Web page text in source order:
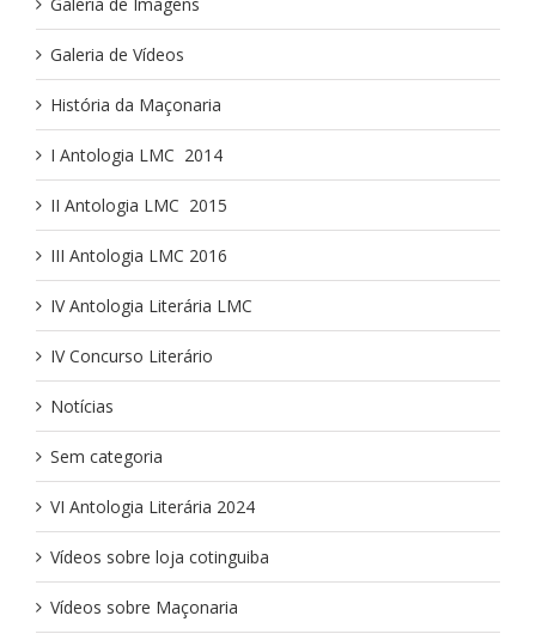
Galeria de Vídeos
História da Maçonaria
I Antologia LMC ­ 2014
II Antologia LMC ­ 2015
III Antologia LMC 2016
IV Antologia Literária LMC
IV Concurso Literário
Notícias
Sem categoria
VI Antologia Literária 2024
Vídeos sobre loja cotinguiba
Vídeos sobre Maçonaria